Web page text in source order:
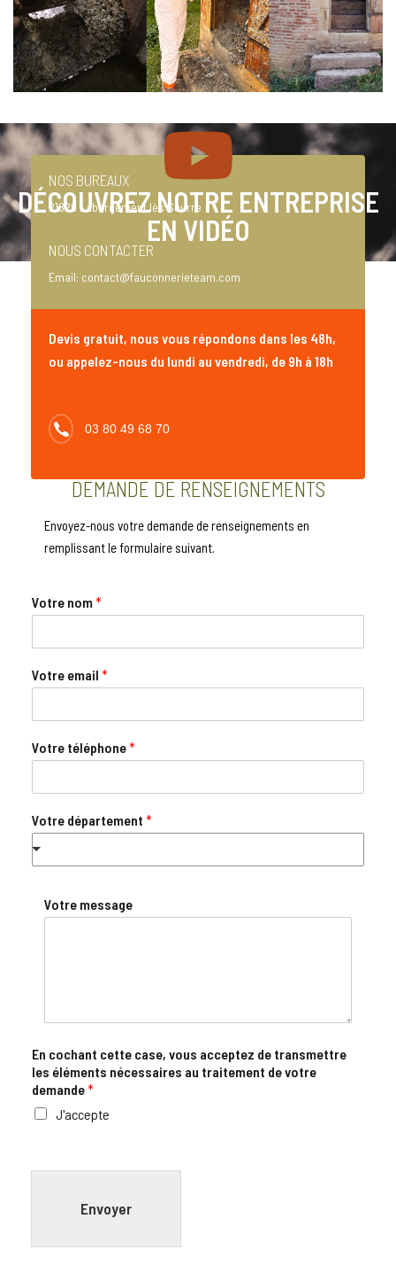
DÉCOUVREZ NOTRE ENTREPRISE
EN VIDÉO
NOS BUREAUX
21820 Labergement lès Seurre
NOUS CONTACTER
Email: contact@fauconnerieteam.com
Devis gratuit, nous vous répondons dans les 48h,
ou appelez-nous du lundi au vendredi, de 9h à 18h
03 80 49 68 70
DEMANDE DE RENSEIGNEMENTS
Envoyez-nous votre demande de renseignements en
remplissant le formulaire suivant.
Votre nom*
Votre email *
Votre téléphone*
Votre département *
Votre message
En cochant cette case, vous acceptez de transmettre
les éléments nécessaires au traitement de votre
demande*
J'accepte
Envoyer